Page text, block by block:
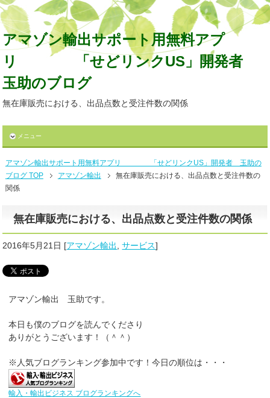
アマゾン輸出サポート用無料アプ
リ 「せどリンクUS」開発者
玉助のブログ
無在庫販売における、出品点数と受注件数の関係
メニュー
アマゾン輸出サポート用無料アプリ 「せどリンクUS」開発者 玉助の
ブログ TOP
アマゾン輸出
無在庫販売における、出品点数と受注件数の
関係
無在庫販売における、出品点数と受注件数の関係
2016年5月21日 [アマゾン輸出 ,サービス]
アマゾン輸出 玉助です。
本日も僕のブログを読んでくださり
ありがとうございます！（＾＾）
※人気ブログランキング参加中です！今日の順位は・・・
輸入・輸出ビジネス ブログランキングへ